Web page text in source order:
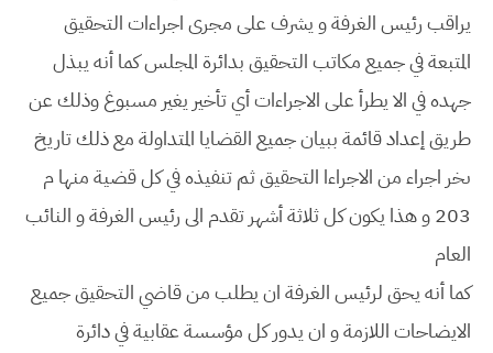
يراقب رئيس الغرفة و يشرف على مجرى اجراءات التحقيق
المتبعة في جميع مكاتب التحقيق بدائرة المجلس كما أنه يبذل
جهده في الا يطرأ على الاجراءات أي تأخير يغير مسبوغ وذلك عن
طريق إعداد قائمة ببيان جميع القضايا المتداولة مع ذلك تاريخ
ىخر اجراء من الاجراءا التحقيق ثم تنفيذه في كل قضية منها م
203 و هذا يكون كل ثلاثة أشهر تقدم الى رئيس الغرفة و النائب
العام
كما أنه يحق لرئيس الغرفة ان يطلب من قاضي التحقيق جميع
الايضاحات اللازمة و ان يدور كل مؤسسة عقابية في دائرة